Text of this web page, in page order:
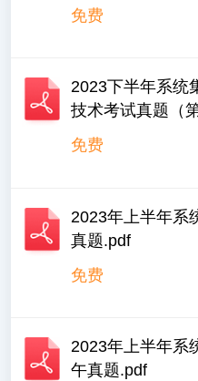
免费
2023下半年系统
技术考试真题（
免费
2023年上半年系
真题.pdf
免费
2023年上半年系
午真题.pdf